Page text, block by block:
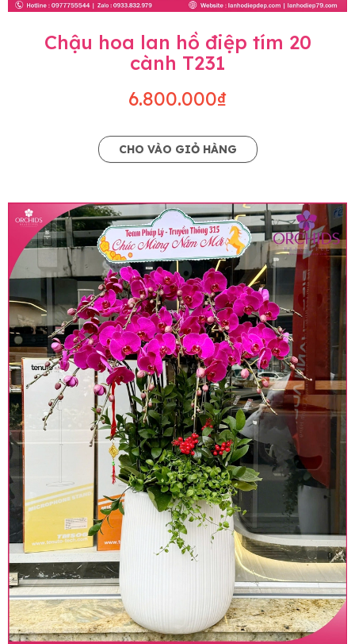
Chậu hoa lan hồ điệp tím 20
cành T231
6.800.000₫
CHO VÀO GIỎ HÀNG